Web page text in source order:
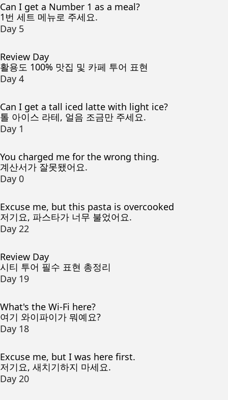
Can I get a Number 1 as a meal?
1번 세트 메뉴로 주세요.
Day 5
Review Day
활용도 100% 맛집 및 카페 투어 표현
Day 4
Can I get a tall iced latte with light ice?
톨 아이스 라테, 얼음 조금만 주세요.
Day 1
You charged me for the wrong thing.
계산서가 잘못됐어요.
Day 0
Excuse me, but this pasta is overcooked
저기요, 파스타가 너무 불었어요.
Day 22
Review Day
시티 투어 필수 표현 총정리
Day 19
What's the Wi-Fi here?
여기 와이파이가 뭐예요?
Day 18
Excuse me, but I was here first.
저기요, 새치기하지 마세요.
Day 20